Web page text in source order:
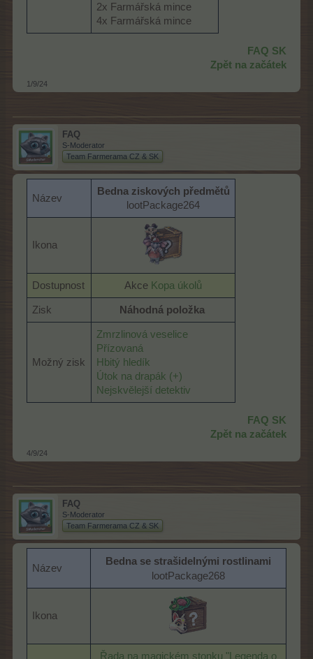
2x Farmářská mince
4x Farmářská mince
FAQ SK
Zpět na začátek
1/9/24
FAQ
S-Moderator
Team Farmerama CZ & SK
Název
Bedna ziskových předmětů
lootPackage264​
Ikona
Dostupnost Akce Kopa úkolů
Zisk Náhodná položka
Možný zisk
Zmrzlinová veselice
Přízovaná
Hbitý hledík
Útok na drapák (+)
Nejskvělejší detektiv
FAQ SK
Zpět na začátek
4/9/24
FAQ
S-Moderator
Team Farmerama CZ & SK
Název
Bedna se strašidelnými rostlinami
lootPackage268
Ikona
Řada na magickém stonku "Legenda o